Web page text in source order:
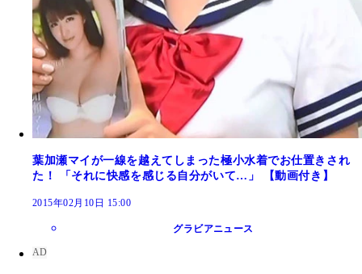
葉加瀬マイが一線を越えてしまった極小水着でお仕置きされ
た！ 「それに快感を感じる自分がいて…」 【動画付き】
2015年02月10日 15:00
グラビアニュース